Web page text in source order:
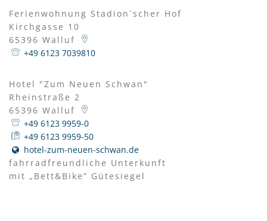
Ferienwohnung Stadion`scher Hof
Kirchgasse 10
65396 Walluf
+49 6123 7039810
Hotel "Zum Neuen Schwan"
Rheinstraße 2
65396 Walluf
+49 6123 9959-0
+49 6123 9959-50
hotel-zum-neuen-schwan.de
fahrradfreundliche Unterkunft
mit „Bett&Bike“ Gütesiegel